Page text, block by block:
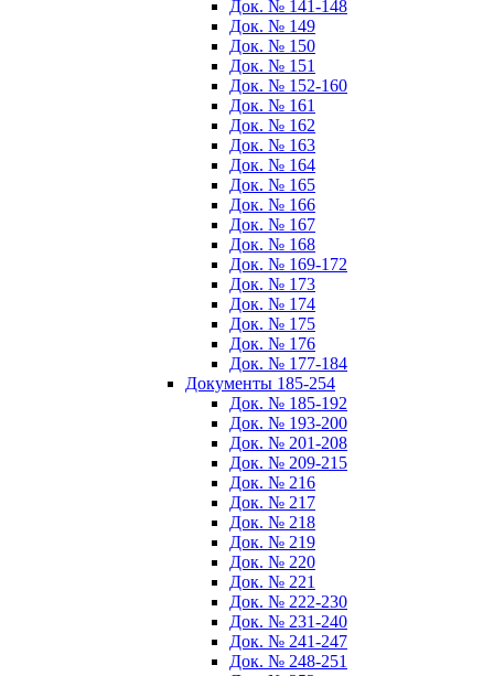
Док. № 141-148
Док. № 149
Док. № 150
Док. № 151
Док. № 152-160
Док. № 161
Док. № 162
Док. № 163
Док. № 164
Док. № 165
Док. № 166
Док. № 167
Док. № 168
Док. № 169-172
Док. № 173
Док. № 174
Док. № 175
Док. № 176
Док. № 177-184
Документы 185-254
Док. № 185-192
Док. № 193-200
Док. № 201-208
Док. № 209-215
Док. № 216
Док. № 217
Док. № 218
Док. № 219
Док. № 220
Док. № 221
Док. № 222-230
Док. № 231-240
Док. № 241-247
Док. № 248-251